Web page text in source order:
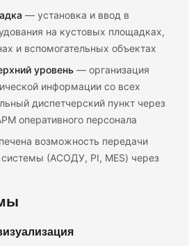
— установка и ввод в
на кустовых площадках,
и вспомогательных объектах
уровень— организация
информации со всех
диспетчерский пункт через
оперативного персонала
возможность передачи
(АСОДУ, PI, MES) через